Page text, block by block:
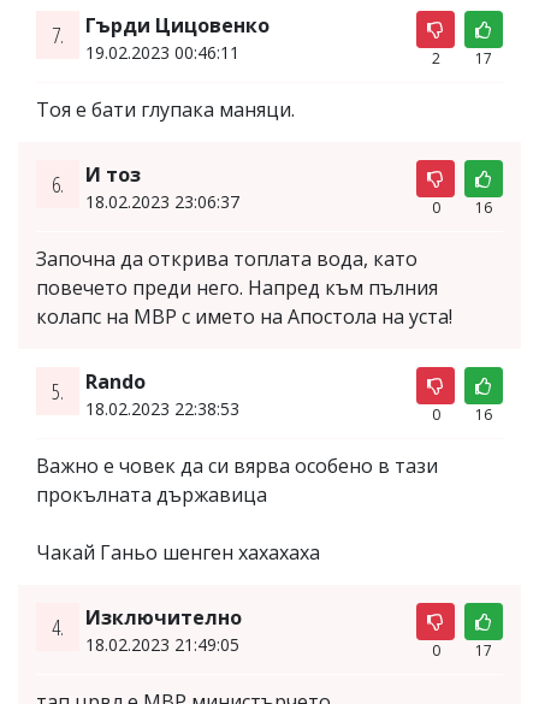
7. Гърди Цицовенко
19.02.2023 00:46:11 2 17
Тоя е бати глупака маняци.
6. И тоз
18.02.2023 23:06:37 0 16
Започна да открива топлата вода, като
повечето преди него. Напред към пълния
колапс на МВР с името на Апостола на уста!
5. Rando
18.02.2023 22:38:53 0 16
Важно е човек да си вярва особено в тази
прокълната държавица
Чакай Ганьо шенген хахахаха
4. Изключително
18.02.2023 21:49:05 0 17